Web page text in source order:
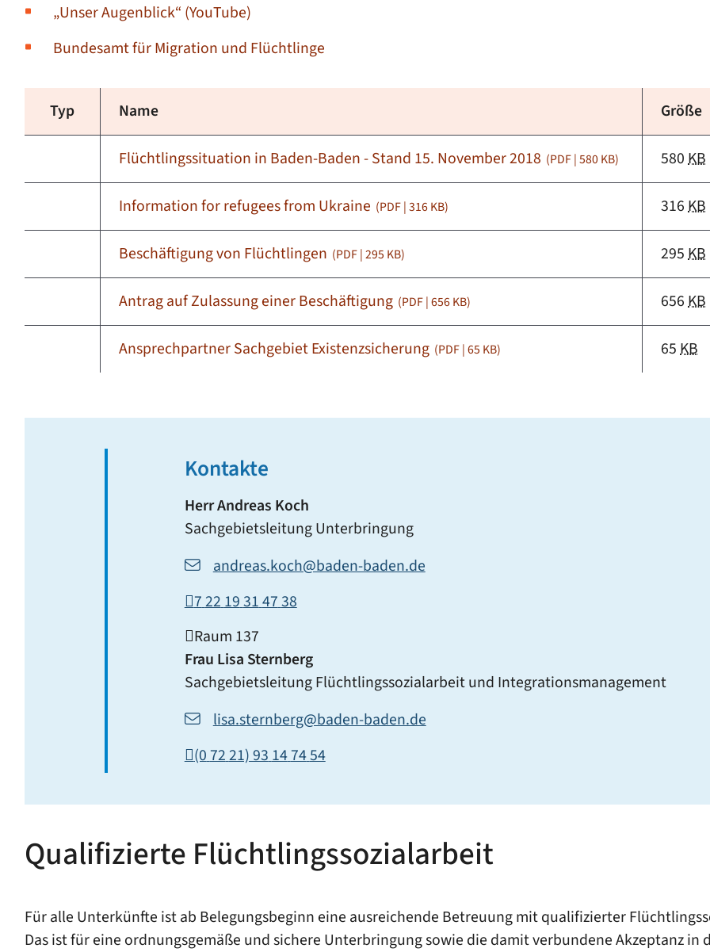
„Unser Augenblick“ (YouTube)
Bundesamt für Migration und Flüchtlinge
Typ Name Größe
Flüchtlingssituation in Baden-Baden - Stand 15. November 2018 (PDF | 580KB) 580KB
Information for refugees from Ukraine (PDF | 316KB) 316KB
Beschäftigung von Flüchtlingen (PDF | 295 KB) 295KB
Antrag auf Zulassung einer Beschäftigung (PDF | 656KB) 656KB
Ansprechpartner Sachgebiet Existenzsicherung (PDF | 65 KB) 65KB
Kontakte
HerrAndreas Koch
Sachgebietsleitung Unterbringung
andreas.koch@baden-baden.de
72219314738
Raum 137
Frau Lisa Sternberg
Sachgebietsleitung Flüchtlingssozialarbeit und Integrationsmanagement
lisa.sternberg@baden-baden.de
(07221) 93147454
Qualifizierte Flüchtlingssozialarbeit
Für alle Unterkünfte ist ab Belegungsbeginn eine ausreichende Betreuung mit qualifizierter
Das ist für eine ordnungsgemäße und sichere Unterbringung sowie die damit verbundene Akzeptanz